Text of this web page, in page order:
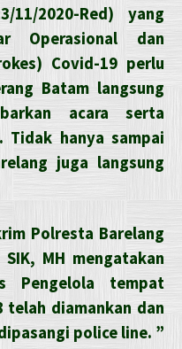
11/2020-Red) yang
Operasional dan
Covid-19 perlu
Batam langsung
acara serta
Tidak hanya sampai
juga langsung
Polresta Barelang
MH mengatakan
Pengelola tempat
telah diamankan dan
police line. ”